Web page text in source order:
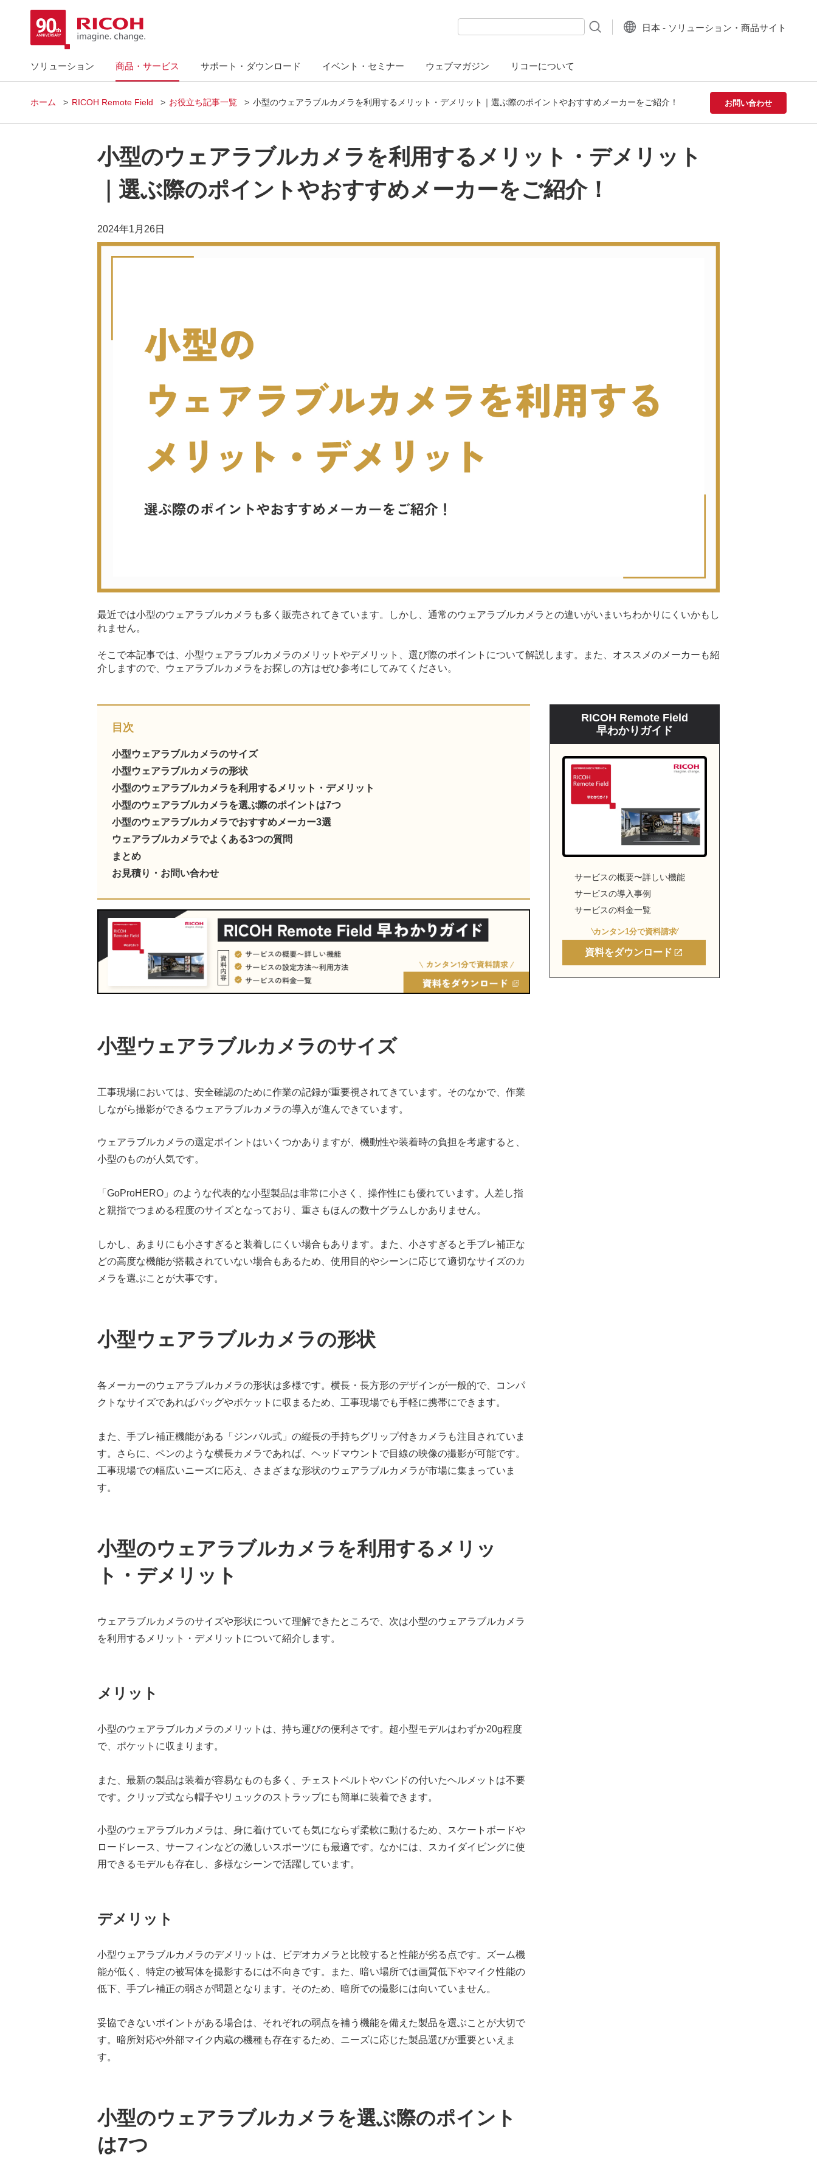
ソリューション 商品・サービス サポート・ダウンロード イベント・セミナー ウェブマガジン リコーについて
検索キーワード入力
日本 - ソリューション・商品サイト
ホーム RICOH Remote Field お役立ち記事一覧 小型のウェアラブルカメラを利用するメリット・デメリット｜選ぶ際のポイントやおすすめメーカーをご紹介！ お問い合わせ
小型のウェアラブルカメラを利用するメリット・デメリット
｜選ぶ際のポイントやおすすめメーカーをご紹介！
2024年1月26日
最近では小型のウェアラブルカメラも多く販売されてきています。しかし、通常のウェアラブルカメラとの違いがいまいちわかりにくいかもし
れません。
そこで本記事では、小型ウェアラブルカメラのメリットやデメリット、選び際のポイントについて解説します。また、オススメのメーカーも紹
介しますので、ウェアラブルカメラをお探しの方はぜひ参考にしてみてください。
目次
小型ウェアラブルカメラのサイズ
小型ウェアラブルカメラの形状
小型のウェアラブルカメラを利用するメリット・デメリット
小型のウェアラブルカメラを選ぶ際のポイントは7つ
小型のウェアラブルカメラでおすすめメーカー3選
ウェアラブルカメラでよくある3つの質問
まとめ
お見積り・お問い合わせ
小型ウェアラブルカメラのサイズ
工事現場においては、安全確認のために作業の記録が重要視されてきています。そのなかで、作業
しながら撮影ができるウェアラブルカメラの導入が進んできています。
ウェアラブルカメラの選定ポイントはいくつかありますが、機動性や装着時の負担を考慮すると、
小型のものが人気です。
「GoProHERO」のような代表的な小型製品は非常に小さく、操作性にも優れています。人差し指
と親指でつまめる程度のサイズとなっており、重さもほんの数十グラムしかありません。
しかし、あまりにも小さすぎると装着しにくい場合もあります。また、小さすぎると手ブレ補正な
どの高度な機能が搭載されていない場合もあるため、使用目的やシーンに応じて適切なサイズのカ
メラを選ぶことが大事です。
小型ウェアラブルカメラの形状
各メーカーのウェアラブルカメラの形状は多様です。横長・長方形のデザインが一般的で、コンパ
クトなサイズであればバッグやポケットに収まるため、工事現場でも手軽に携帯にできます。
また、手ブレ補正機能がある「ジンバル式」の縦長の手持ちグリップ付きカメラも注目されていま
す。さらに、ペンのような横長カメラであれば、ヘッドマウントで目線の映像の撮影が可能です。
工事現場での幅広いニーズに応え、さまざまな形状のウェアラブルカメラが市場に集まっていま
す。
小型のウェアラブルカメラを利用するメリッ
ト・デメリット
ウェアラブルカメラのサイズや形状について理解できたところで、次は小型のウェアラブルカメラ
を利用するメリット・デメリットについて紹介します。
メリット
小型のウェアラブルカメラのメリットは、持ち運びの便利さです。超小型モデルはわずか20g程度
で、ポケットに収まります。
また、最新の製品は装着が容易なものも多く、チェストベルトやバンドの付いたヘルメットは不要
です。クリップ式なら帽子やリュックのストラップにも簡単に装着できます。
小型のウェアラブルカメラは、身に着けていても気にならず柔軟に動けるため、スケートボードや
ロードレース、サーフィンなどの激しいスポーツにも最適です。なかには、スカイダイビングに使
用できるモデルも存在し、多様なシーンで活躍しています。
デメリット
小型ウェアラブルカメラのデメリットは、ビデオカメラと比較すると性能が劣る点です。ズーム機
能が低く、特定の被写体を撮影するには不向きです。また、暗い場所では画質低下やマイク性能の
低下、手ブレ補正の弱さが問題となります。そのため、暗所での撮影には向いていません。
妥協できないポイントがある場合は、それぞれの弱点を補う機能を備えた製品を選ぶことが大切で
す。暗所対応や外部マイク内蔵の機種も存在するため、ニーズに応じた製品選びが重要といえま
す。
小型のウェアラブルカメラを選ぶ際のポイント
は7つ
RICOH Remote Field
早わかりガイド
サービスの概要〜詳しい機能
サービスの導入事例
サービスの料金一覧
カンタン1分で資料請求
資料をダウンロード